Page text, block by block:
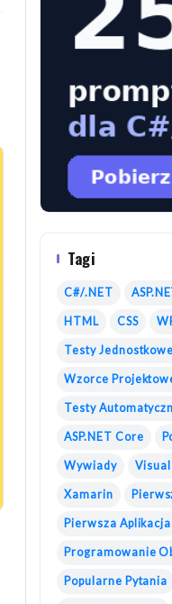
Tagi
C#/.NET
HTML CSS
Testy Jednostkowe
Wzorce
Testy
ASP.NET Core
Wywiady
Xamarin
Pierwsza Aplikacja
Programowanie
Popularne Pytania